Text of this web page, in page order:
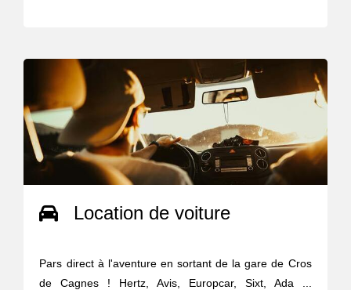
Location de voiture
Pars direct à l'aventure en sortant de la gare de Cros
de Cagnes ! Hertz, Avis, Europcar, Sixt, Ada ...